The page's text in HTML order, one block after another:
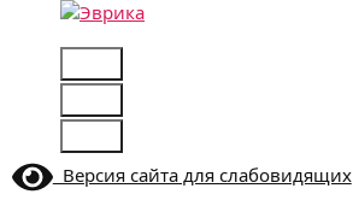
Перейти
Версия сайта для слабовидящих